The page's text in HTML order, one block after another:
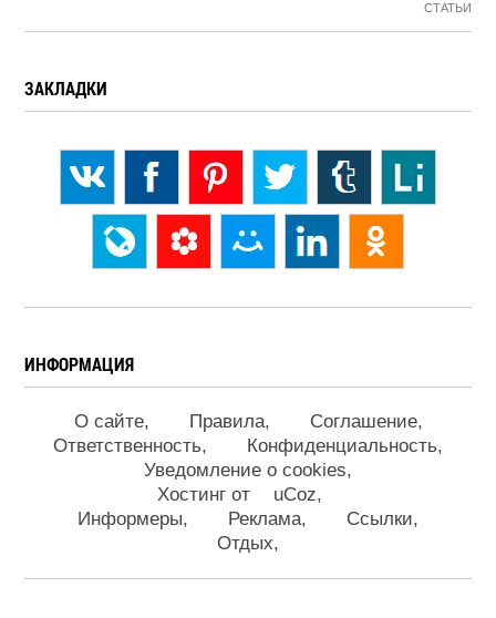
СТАТЬИ
ЗАКЛАДКИ
ИНФОРМАЦИЯ
О сайте Правила
Соглашение
Ответственность
Конфиденциальность
Уведомление о cookies
Хостинг от
uCoz
Информеры
Реклама
Ссылки
Отдых